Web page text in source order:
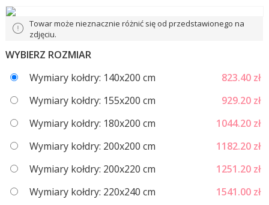
Towar może nieznacznie różnić się od przedstawionego na
zdjęciu.
WYBIERZ ROZMIAR
Wymiary kołdry: 140x200 cm
823.40 zł
Wymiary kołdry: 155x200 cm
929.20 zł
Wymiary kołdry: 180x200 cm
1044.20 zł
Wymiary kołdry: 200x200 cm
1182.20 zł
Wymiary kołdry: 200x220 cm
1251.20 zł
Wymiary kołdry: 220x240 cm
1541.00 zł